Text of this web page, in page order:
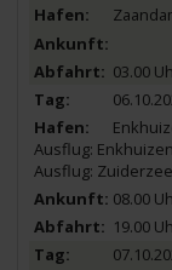
03.00
Ausflug:
Ausflug:
08.00
19.00